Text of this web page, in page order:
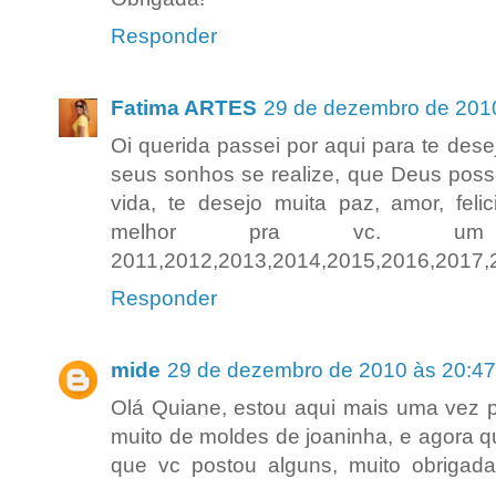
Responder
Fatima ARTES 29 de dezembro de
Oi querida passei por aqui para te
seus sonhos se realize, que Deus
vida, te desejo muita paz, amor,
melhor pra vc.
Responder
mide 29 de dezembro de 2010 às 20:47
Olá Quiane, estou aqui mais uma vez
muito de moldes de joaninha, e agora
que vc postou alguns, muito